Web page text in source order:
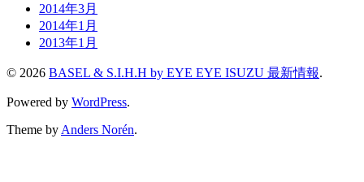
2014年3月
2014年1月
2013年1月
© 2026 BASEL & S.I.H.H by EYE EYE ISUZU 最新情報.
Powered by WordPress.
Theme by Anders Norén.